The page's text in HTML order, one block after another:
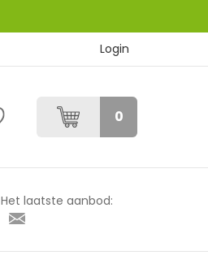
Login
0
Het laatste aanbod: